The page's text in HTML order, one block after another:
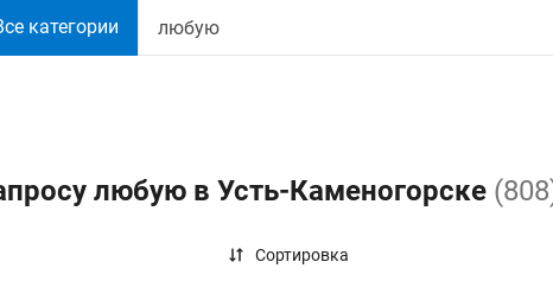
категории
любую в Усть-Каменогорске
Сортировка